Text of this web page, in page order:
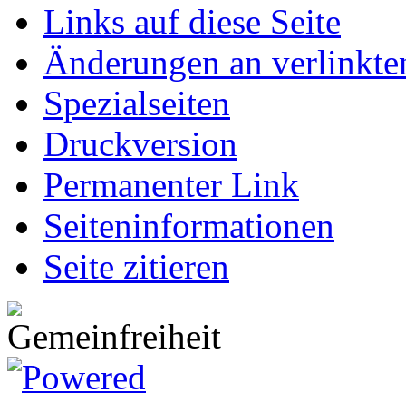
Links auf diese Seite
Änderungen an
Spezialseiten
Druckversion
Permanenter Link
Seiten­informationen
Seite zitieren